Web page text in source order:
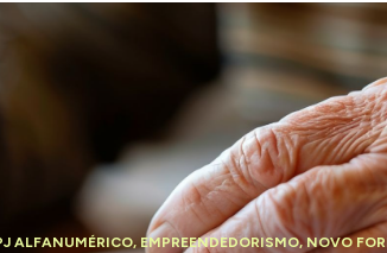
ALFANUMÉRICO, EMPREENDEDORISMO,NOVO